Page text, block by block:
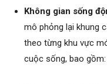
Không gian sống
mô phỏng lại khung
theo từng khu vực
cuộc sống, bao gồm: